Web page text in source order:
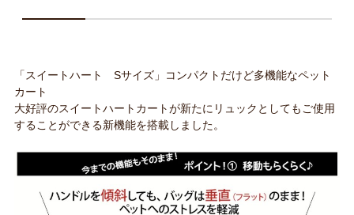
「スイートハート Sサイズ」コンパクトだけど多機能なペット
カート
大好評のスイートハートカートが新たにリュックとしてもご使用
することができる新機能を搭載しました。